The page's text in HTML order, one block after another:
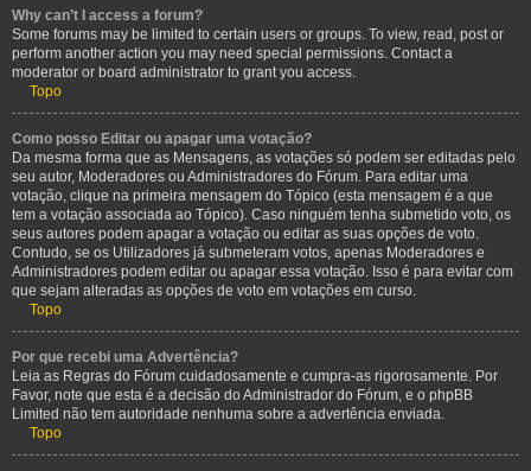
Why can’t I access a forum?
Some forums may be limited to certain users or groups. To view, read, post or
perform another action you may need special permissions. Contact a
moderator or board administrator to grant you access.
Topo
Como posso Editar ou apagar uma votação?
Da mesma forma que as Mensagens, as votações só podem ser editadas pelo
seu autor, Moderadores ou Administradores do Fórum. Para editar uma
votação, clique na primeira mensagem do Tópico (esta mensagem é a que
tem a votação associada ao Tópico). Caso ninguém tenha submetido voto, os
seus autores podem apagar a votação ou editar as suas opções de voto.
Contudo, se os Utilizadores já submeteram votos, apenas Moderadores e
Administradores podem editar ou apagar essa votação. Isso é para evitar com
que sejam alteradas as opções de voto em votações em curso.
Topo
Por que recebi uma Advertência?
Leia as Regras do Fórum cuidadosamente e cumpra-as rigorosamente. Por
Favor, note que esta é a decisão do Administrador do Fórum, e o phpBB
Limited não tem autoridade nenhuma sobre a advertência enviada.
Topo